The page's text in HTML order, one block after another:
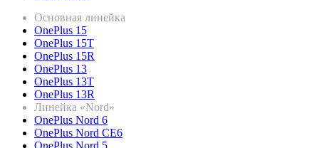
Основная линейка
OnePlus 15
OnePlus 15T
OnePlus 15R
OnePlus 13
OnePlus 13T
OnePlus 13R
Линейка «Nord»
OnePlus Nord 6
OnePlus Nord CE6
OnePlus Nord 5